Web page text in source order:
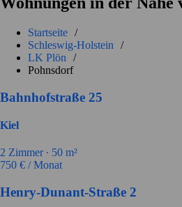
Startseite /
Schleswig-Holstein
/
LK Plön
/
Pohnsdorf
Bahnhofstraße 25
Kiel
2 Zimmer ∙ 50 m²
750 € / Monat
Henry-Dunant-Straße 2